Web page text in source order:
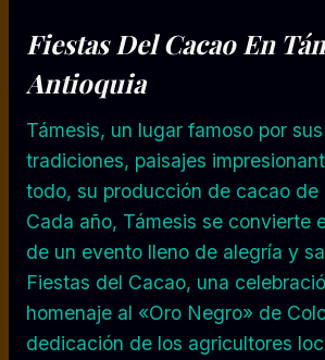
Fiestas Del Cacao En
Antioquia
Támesis, un lugar famoso por
tradiciones, paisajes
todo, su producción de cacao de
Cada año, Támesis se convierte
de un evento lleno de alegría y
Fiestas del Cacao, una
homenaje al «Oro Negro» de
dedicación de los agricultores